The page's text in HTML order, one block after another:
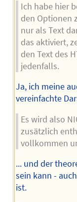
Ich habe hier
den Optionen
nur als Text
das aktiviert,
den Text des
jedenfalls.
Ja, ich meine
vereinfachte
Es wird also
zusätzlich
vollkommen
... und der
sein kann -
ist.